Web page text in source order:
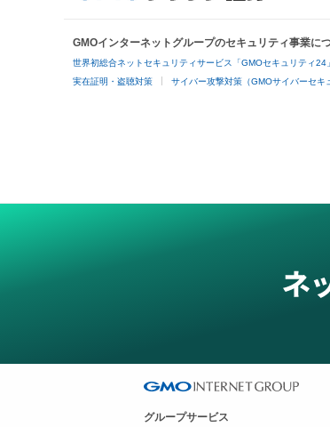
GMOインターネットグループのセキュリティ事業に
世界初総合ネットセキュリティサービス「GMOセキュリティ24」
実在証明・盗聴対策 サイバー攻撃対策（GMOサイバーセキ
グループサービス